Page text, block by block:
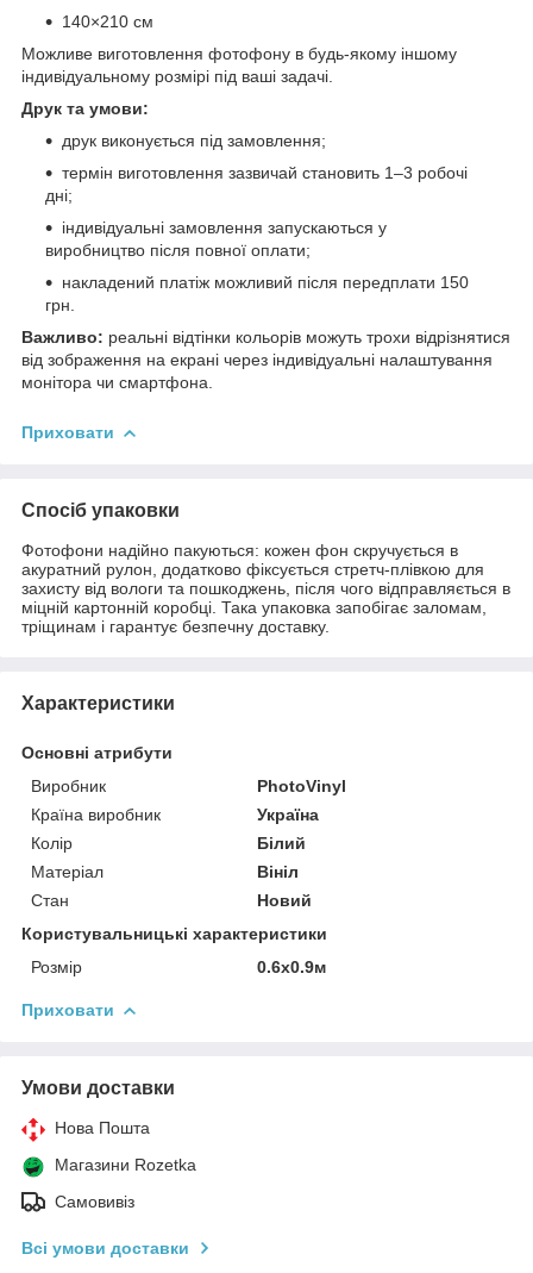
140×210 см
Можливе виготовлення фотофону в будь-якому іншому
індивідуальному розмірі під ваші задачі.
Друк та умови:
друк виконується під замовлення;
термін виготовлення зазвичай становить 1–3 робочі
дні;
індивідуальні замовлення запускаються у
виробництво після повної оплати;
накладений платіж можливий після передплати 150
грн.
Важливо: реальні відтінки кольорів можуть трохи відрізнятися
від зображення на екрані через індивідуальні налаштування
монітора чи смартфона.
Приховати
Спосіб упаковки
Фотофони надійно пакуються: кожен фон скручується в
акуратний рулон, додатково фіксується стретч-плівкою для
захисту від вологи та пошкоджень, після чого відправляється в
міцній картонній коробці. Така упаковка запобігає заломам,
тріщинам і гарантує безпечну доставку.
Характеристики
Основні атрибути
Виробник
PhotoVinyl
Країна виробник
Україна
Колір
Білий
Матеріал
Вініл
Стан
Новий
Користувальницькі характеристики
Розмір
0.6x0.9м
Приховати
Умови доставки
Нова Пошта
Магазини Rozetka
Самовивіз
Всі умови доставки